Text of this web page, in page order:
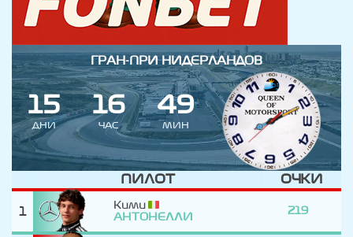
ГРАН-ПРИ НИДЕРЛАНДОВ
15
ДНИ
16
ЧАС
49
МИН
ПИЛОТ ОЧКИ
1
Кими
АНТОНЕЛЛИ
219